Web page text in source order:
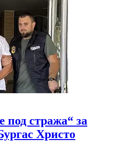
стража“ за
Христо